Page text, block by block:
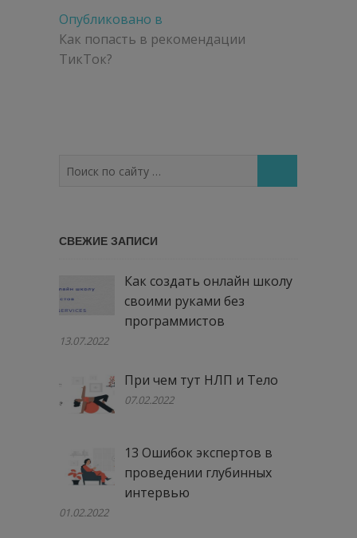
Навигация
по
записям
Опубликовано в
Как попасть в рекомендации
ТикТок?
по
СВЕЖИЕ ЗАПИСИ
Как создать онлайн школу
своими руками без
программистов
13.07.2022
При чем тут НЛП и Тело
07.02.2022
13 Ошибок экспертов в
проведении глубинных
интервью
01.02.2022